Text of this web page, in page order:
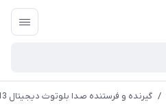
/ گیرنده و فرستنده صدا بلوتوث دیجیتال Bluetooth Audio Transmitter and Receiver M13